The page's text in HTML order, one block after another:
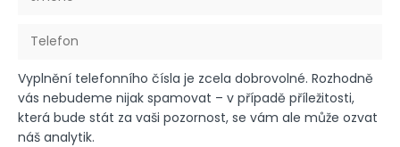
Vyplnění telefonního čísla je zcela dobrovolné. Rozhodně
vás nebudeme nijak spamovat – v případě příležitosti,
která bude stát za vaši pozornost, se vám ale může ozvat
náš analytik.